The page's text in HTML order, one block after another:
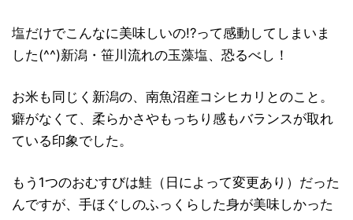
塩だけでこんなに美味しいの!?って感動してしまいま
した(^^)新潟・笹川流れの玉藻塩、恐るべし！
お米も同じく新潟の、南魚沼産コシヒカリとのこと。
癖がなくて、柔らかさやもっちり感もバランスが取れ
ている印象でした。
もう1つのおむすびは鮭（日によって変更あり）だった
んですが、手ほぐしのふっくらした身が美味しかった